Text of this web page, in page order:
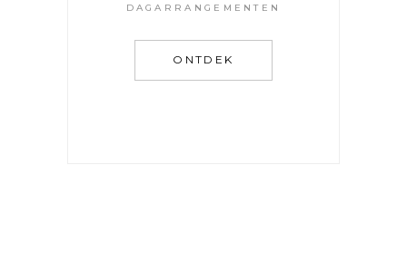
DAGARRANGEMENTEN
ONTDEK